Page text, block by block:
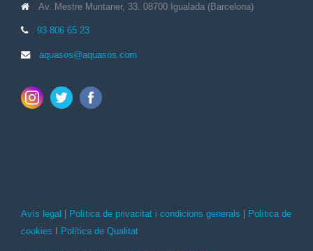
Av. Mestre Muntaner, 33. 08700 Igualada (Barcelona)
93 806 65 23
aquasos@aquasos.com
Avís legal | Política de privacitat i condicions generals | Política de
cookies I Política de Qualitat